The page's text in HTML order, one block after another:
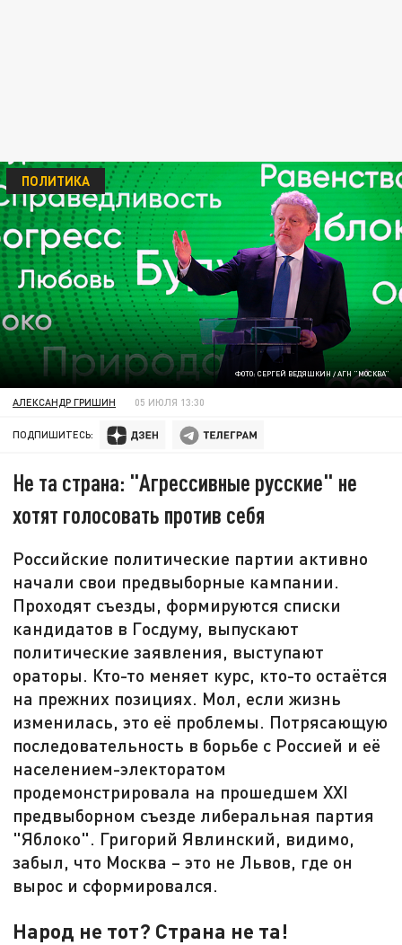
ФОТО: СЕРГЕЙ ВЕДЯШКИН / АГН "МОСКВА"
ПОЛИТИКА
АЛЕКСАНДР ГРИШИН 05 ИЮЛЯ 13:30
ПОДПИШИТЕСЬ:
Не та страна: "Агрессивные русские" не
хотят голосовать против себя
Российские политические партии активно
начали свои предвыборные кампании.
Проходят съезды, формируются списки
кандидатов в Госдуму, выпускают
политические заявления, выступают
ораторы. Кто-то меняет курс, кто-то остаётся
на прежних позициях. Мол, если жизнь
изменилась, это её проблемы. Потрясающую
последовательность в борьбе с Россией и её
населением-электоратом
продемонстрировала на прошедшем XXI
предвыборном съезде либеральная партия
"Яблоко". Григорий Явлинский, видимо,
забыл, что Москва – это не Львов, где он
вырос и сформировался.
Народ не тот? Страна не та!